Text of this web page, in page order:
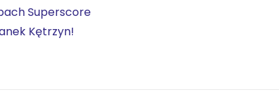
Superscore
Kętrzyn!